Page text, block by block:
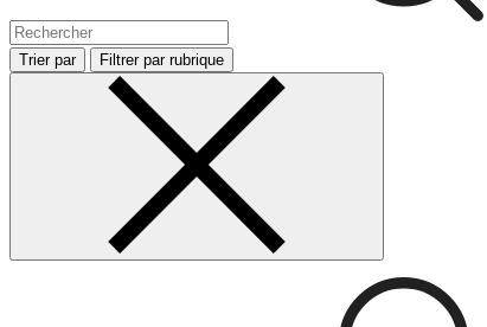
Trier par Filtrer par rubrique